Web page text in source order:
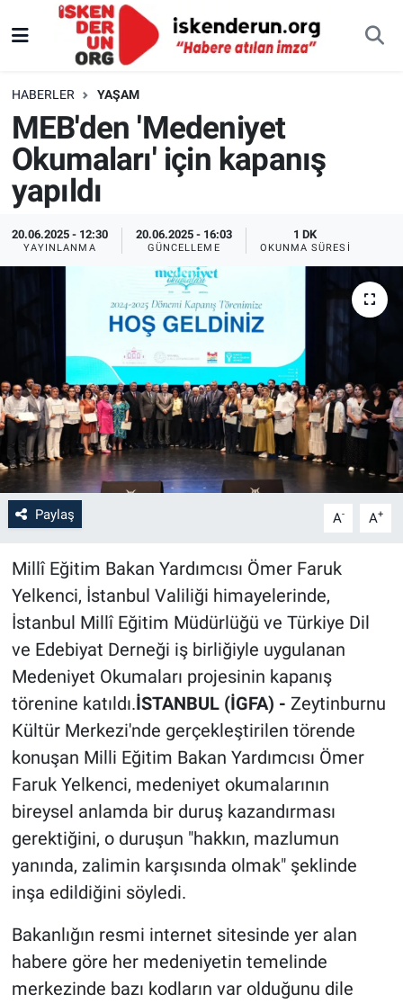
HABERLER YAŞAM
MEB'den 'Medeniyet
Okumaları' için kapanış
yapıldı
20.06.2025 - 12:30
YAYINLANMA
20.06.2025 - 16:03
GÜNCELLEME
1 DK
OKUNMA SÜRESI
Paylaş A- A+
Millî Eğitim Bakan Yardımcısı Ömer Faruk
Yelkenci, İstanbul Valiliği himayelerinde,
İstanbul Millî Eğitim Müdürlüğü ve Türkiye Dil
ve Edebiyat Derneği iş birliğiyle uygulanan
Medeniyet Okumaları projesinin kapanış
törenine katıldı.İSTANBUL (İGFA) - Zeytinburnu
Kültür Merkezi'nde gerçekleştirilen törende
konuşan Milli Eğitim Bakan Yardımcısı Ömer
Faruk Yelkenci, medeniyet okumalarının
bireysel anlamda bir duruş kazandırması
gerektiğini, o duruşun "hakkın, mazlumun
yanında, zalimin karşısında olmak" şeklinde
inşa edildiğini söyledi.
Bakanlığın resmi internet sitesinde yer alan
habere göre her medeniyetin temelinde
merkezinde bazı kodların var olduğunu dile